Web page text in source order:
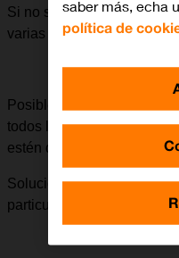
Si no se puede instalar
varias causas posibles al
Posible causa 1 de 3:
todos los países. También
estén disponibles en
Solución:Buscar apps
particular esté disponible
saber más, echa
política de